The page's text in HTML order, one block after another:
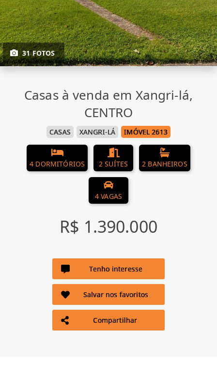
31 FOTOS
Casas à venda em Xangri-lá,
CENTRO
CASAS XANGRI-LÁ IMÓVEL 2613
4 DORMITÓRIOS 2 SUÍTES 2 BANHEIROS
4 VAGAS
R$ 1.390.000
Tenho interesse
Salvar nos favoritos
Compartilhar